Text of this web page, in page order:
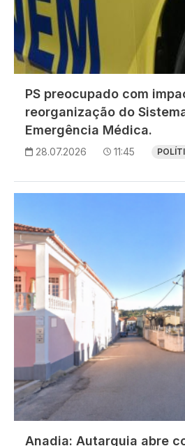
PS preocupado com
reorganização do
Emergência Médica.
28.07.2026 11:45
Anadia: Autarquia abre